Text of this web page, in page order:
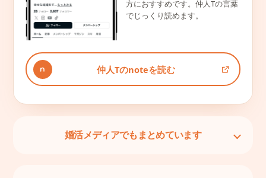
方におすすめです。仲人Tの言葉
でじっくり読めます。
仲人Tのnoteを読む
婚活メディアでもまとめています